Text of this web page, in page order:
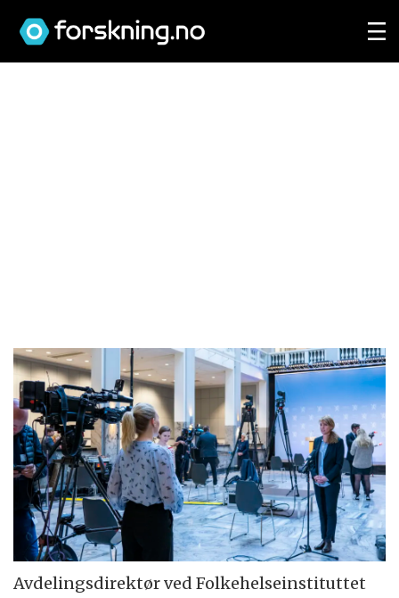
Avdelingsdirektør ved Folkehelseinstituttet